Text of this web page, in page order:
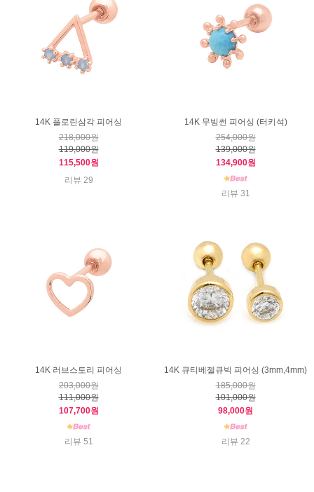
14K 플로린삼각 피어싱
218,000원
119,000원
115,500원
리뷰 29
14K 무빙썬 피어싱 (터키석)
254,000원
139,000원
134,900원
리뷰 31
14K 러브스토리 피어싱
203,000원
111,000원
107,700원
리뷰 51
14K 큐티베젤큐빅 피어싱 (3mm,4mm)
185,000원
101,000원
98,000원
리뷰 22